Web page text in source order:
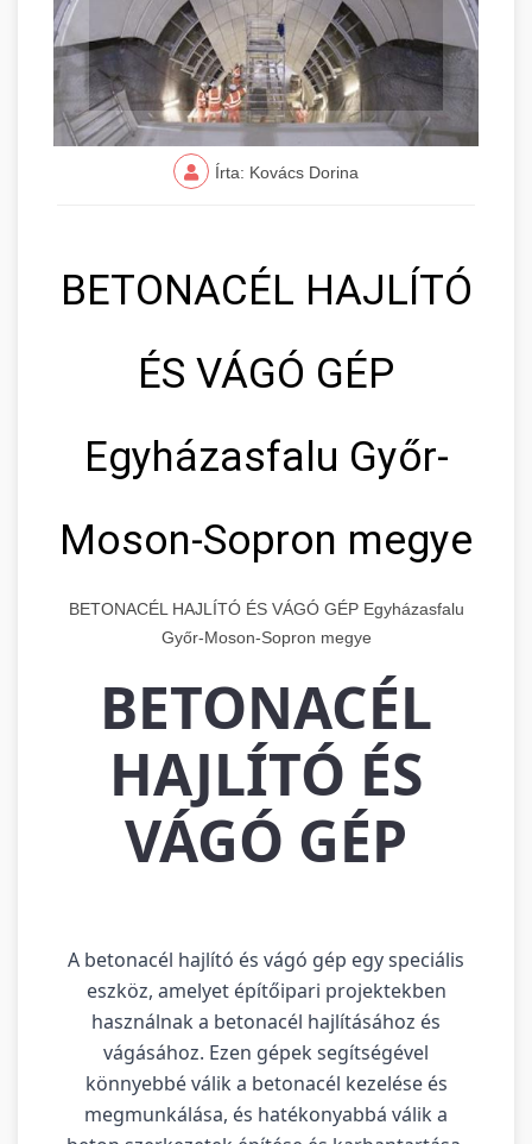
Írta: Kovács Dorina
BETONACÉL HAJLÍTÓ
ÉS VÁGÓ GÉP
Egyházasfalu Győr-
Moson-Sopron megye
BETONACÉL HAJLÍTÓ ÉS VÁGÓ GÉP Egyházasfalu
Győr-Moson-Sopron megye
BETONACÉL
HAJLÍTÓ ÉS
VÁGÓ GÉP
A betonacél hajlító és vágó gép egy speciális
eszköz, amelyet építőipari projektekben
használnak a betonacél hajlításához és
vágásához. Ezen gépek segítségével
könnyebbé válik a betonacél kezelése és
megmunkálása, és hatékonyabbá válik a